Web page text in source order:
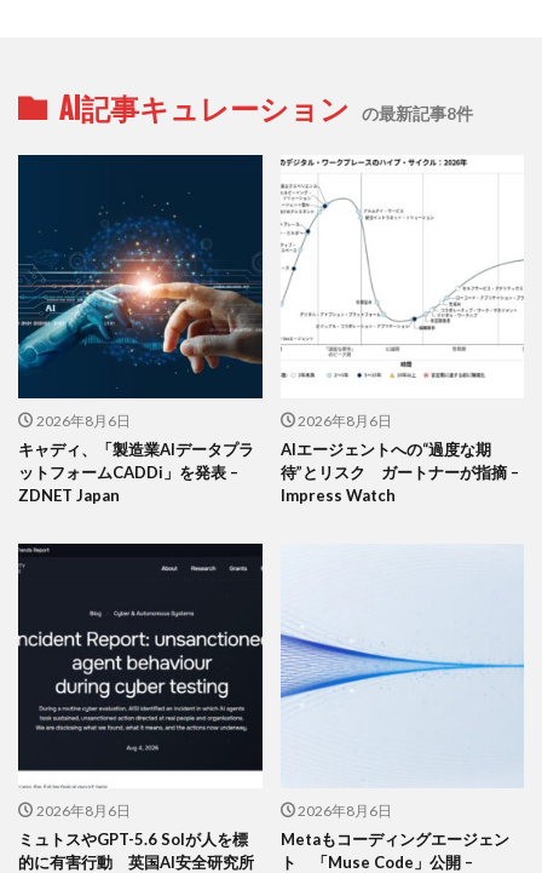
AI記事キュレーション の最新記事8件
2026年8月6日
キャディ、「製造業AIデータプラ
ットフォームCADDi」を発表 –
ZDNET Japan
2026年8月6日
AIエージェントへの“過度な期
待”とリスク ガートナーが指摘 –
Impress Watch
2026年8月6日
ミュトスやGPT-5.6 Solが人を標
的に有害行動 英国AI安全研究所
2026年8月6日
Metaもコーディングエージェン
ト 「Muse Code」公開 –